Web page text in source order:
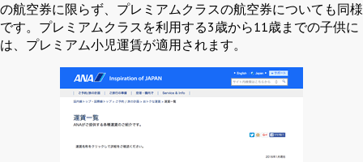
の航空券に限らず、プレミアムクラスの航空券についても同様
です。プレミアムクラスを利用する3歳から11歳までの子供に
は、プレミアム小児運賃が適用されます。